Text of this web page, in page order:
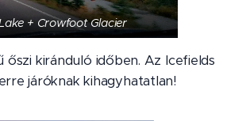
+ Crowfoot Glacier
kiránduló időben. Az Icefields
járóknak kihagyhatatlan!